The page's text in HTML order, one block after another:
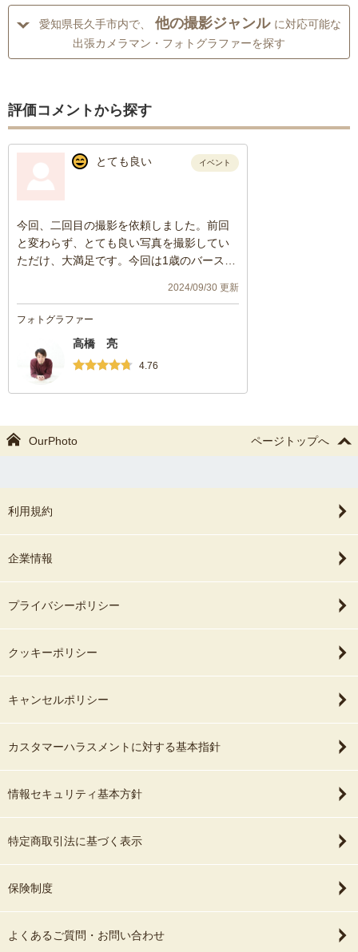
愛知県長久手市内で、 他の撮影ジャンル に対応可能な
出張カメラマン・フォトグラファーを探す
評価コメントから探す
とても良い イベント
今回、二回目の撮影を依頼しました。前回
と変わらず、とても良い写真を撮影してい
ただけ、大満足です。今回は1歳のバースデ
り、大泣きで大変でした。しかし、高橋さ
で撮影をすることができました。本当にあ
りがとうございました。またお願いしたい
と思います。
2024/09/30 更新
フォトグラファー
高橋 亮
4.76
OurPhoto ページトップへ
利用規約
企業情報
プライバシーポリシー
クッキーポリシー
キャンセルポリシー
カスタマーハラスメントに対する基本指針
情報セキュリティ基本方針
特定商取引法に基づく表示
保険制度
よくあるご質問・お問い合わせ